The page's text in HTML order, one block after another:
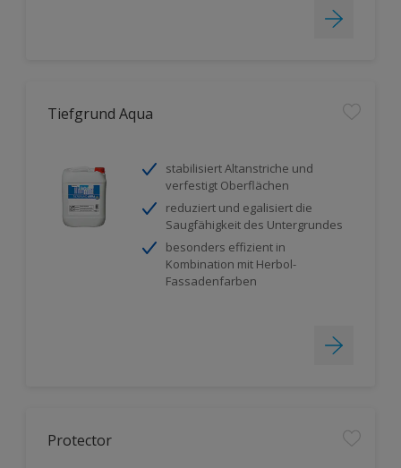
Tiefgrund Aqua
stabilisiert Altanstriche und
verfestigt Oberflächen
reduziert und egalisiert die
Saugfähigkeit des Untergrundes
besonders effizient in
Kombination mit Herbol-
Fassadenfarben
Protector